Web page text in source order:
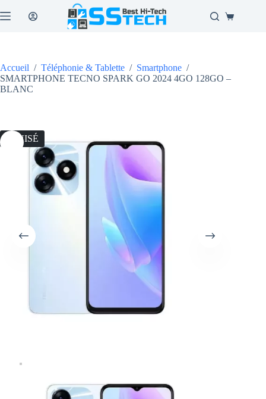
au
Panier
Accueil / Téléphonie & Tablette / Smartphone /
SMARTPHONE TECNO SPARK GO 2024 4GO 128GO –
BLANC
ÉPUISÉ